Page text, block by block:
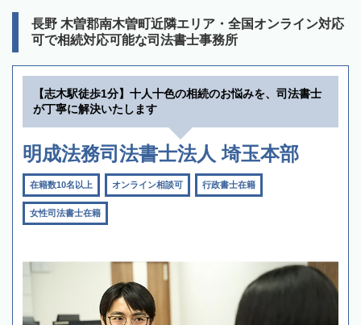
長野 木曽郡南木曽町近隣エリア・全国オンライン対応
可で相続対応可能な司法書士事務所
【志木駅徒歩1分】十人十色の相続のお悩みを、司法書士
が丁寧に解決いたします
明成法務司法書士法人 埼玉本部
在籍数10名以上 オンライン相談可 行政書士在籍
女性司法書士在籍